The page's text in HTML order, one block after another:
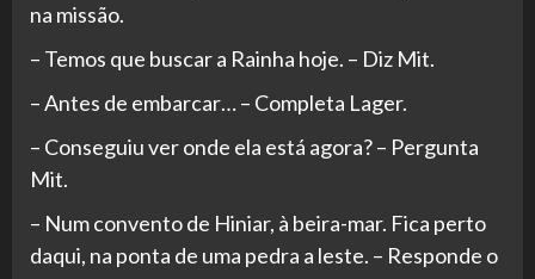
na missão.
– Temos que buscar a Rainha hoje. – Diz Mit.
– Antes de embarcar… – Completa Lager.
– Conseguiu ver onde ela está agora? – Pergunta
Mit.
– Num convento de Hiniar, à beira-mar. Fica perto
daqui, na ponta de uma pedra a leste. – Responde o